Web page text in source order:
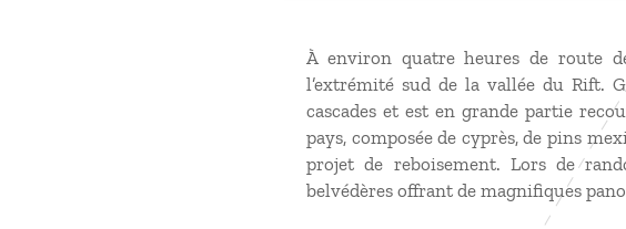
À environ quatre heures de route
l’extrémité sud de la vallée du Rift.
cascades et est en grande partie
pays, composée de cyprès, de pins
projet de reboisement. Lors de
belvédères offrant de magnifiques